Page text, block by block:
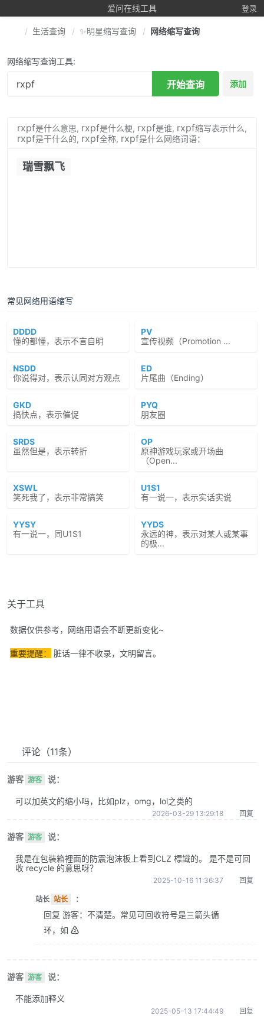
爱问在线工具 登录
生活查询 ✨明星缩写查询 网络缩写查询
网络缩写查询工具:
开始查询 添加
rxpf是什么意思, rxpf是什么梗, rxpf是谁, rxpf缩写表示什么,
rxpf是干什么的, rxpf全称, rxpf是什么网络词语：
瑞雪飘飞
常见网络用语缩写
DDDD
懂的都懂，表示不言自明
PV
宣传视频（Promotion ...
NSDD
你说得对，表示认同对方观点
ED
片尾曲（Ending）
GKD
搞快点，表示催促
PYQ
朋友圈
SRDS
虽然但是，表示转折
OP
原神游戏玩家或开场曲
（Open...
XSWL
笑死我了，表示非常搞笑
U1S1
有一说一，表示实话实说
YYSY
有一说一，同U1S1
YYDS
永远的神，表示对某人或某事
的极...
关于工具
数据仅供参考，网络用语会不断更新变化~
重要提醒： 脏话一律不收录，文明留言。
评论 （11条）
游客 游客 说：
可以加英文的缩小吗，比如plz，omg，lol之类的
2026-03-29 13:29:18 回复
游客 游客 说：
我是在包裝箱裡面的防震泡沫板上看到CLZ 標識的。 是不是可回
收 recycle 的意思呀？
2025-10-16 11:36:37 回复
站长 站长 ：
回复 游客：不清楚。常见可回收符号是三箭头循
环，如 ♴
游客 游客 说：
不能添加释义
2025-05-13 17:44:49 回复